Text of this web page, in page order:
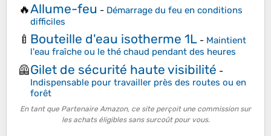
🔥Allume-feu - Démarrage du feu en conditions
difficiles
🍼 Bouteille d'eau isotherme 1L - Maintient
l'eau fraîche ou le thé chaud pendant des heures
🦺Gilet de sécurité haute visibilité -
Indispensable pour travailler près des routes ou en
forêt
En tant que Partenaire Amazon, ce site perçoit une commission sur
les achats éligibles sans surcoût pour vous.